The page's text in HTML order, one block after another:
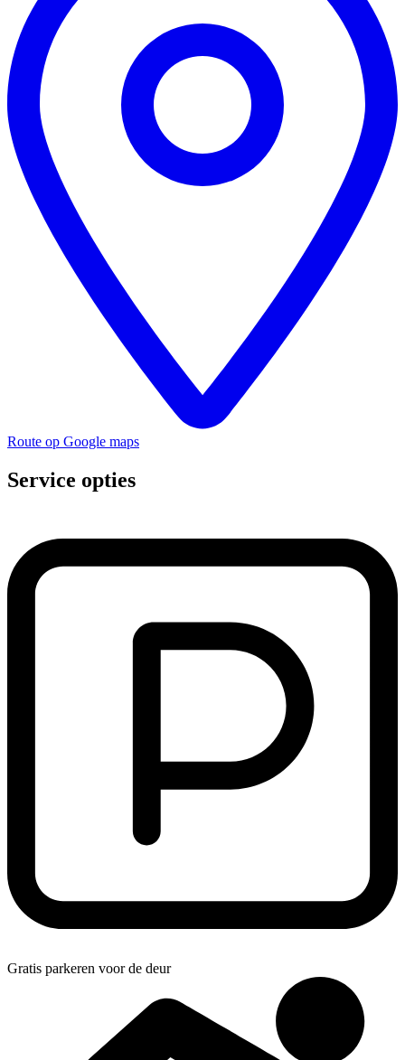
Route op Google maps
Service opties
Gratis parkeren voor de deur